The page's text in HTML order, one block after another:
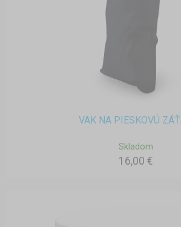
VAK NA PIESKOVÚ
Skladom
16,00 €